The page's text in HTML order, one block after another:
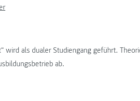
wird als dualer Studiengang geführt.
ab.